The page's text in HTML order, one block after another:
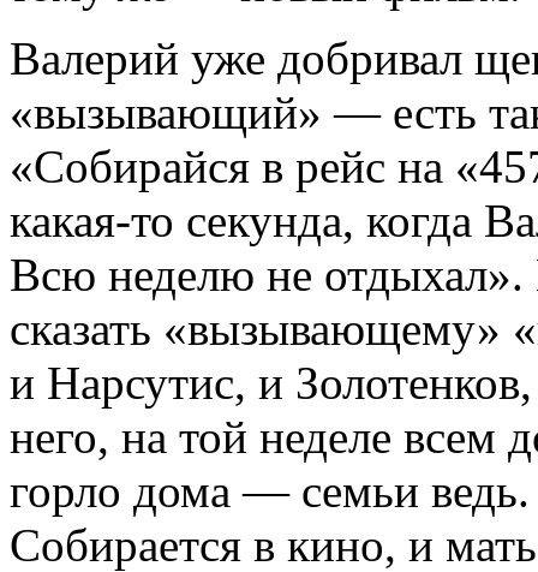
Валерий уже добривал
«вызывающий» — есть
«Собирайся в рейс на
какая-то секунда, когда
Всю неделю не отдыхал».
сказать «вызывающему»
и Нарсутис, и
него, на той неделе всем
горло дома — семьи
Собирается в кино, и